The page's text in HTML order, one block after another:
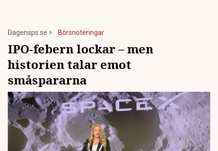
Dagensps.se Börsnoteringar
IPO-febern lockar – men
historien talar emot
småspararna